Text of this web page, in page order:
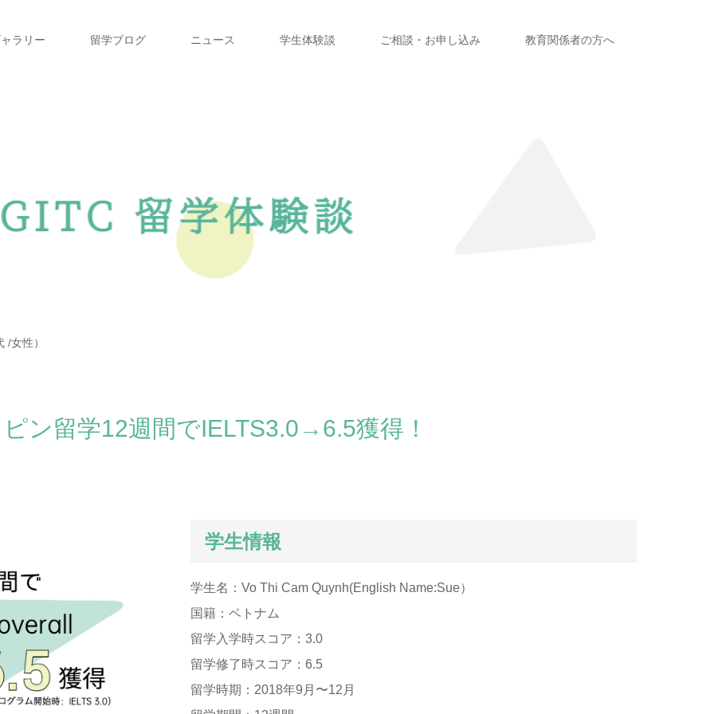
ラリー 留学ブログ ニュース 学生体験談 ご相談・お申し込み 教育関係者の方へ
女性）
ン留学12週間でIELTS3.0→6.5獲得！
学生情報
学生名：Vo Thi Cam Quynh(English Name:Sue）
国籍：ベトナム
留学入学時スコア：3.0
留学修了時スコア：6.5
留学時期：2018年9月〜12月